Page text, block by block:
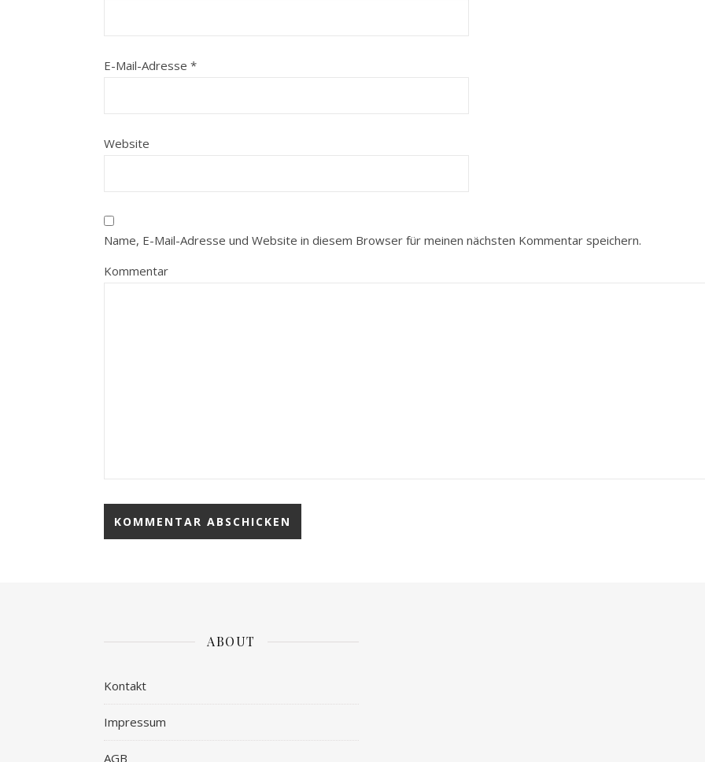
E-Mail-Adresse *
Website
Name, E-Mail-Adresse und Website in diesem Browser für meinen nächsten Kommentar speichern.
Kommentar
ABOUT
Kontakt
Impressum
AGB